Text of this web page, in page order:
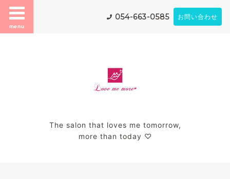
menu
054-663-0585 お問い合わせ
The salon that loves me tomorrow,
more than today ♡